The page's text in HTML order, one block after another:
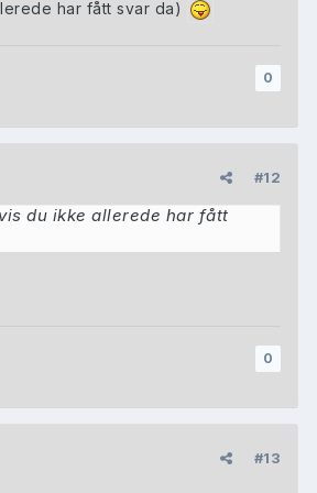
har fått svar da)
0
#12
du ikke allerede har fått
0
#13